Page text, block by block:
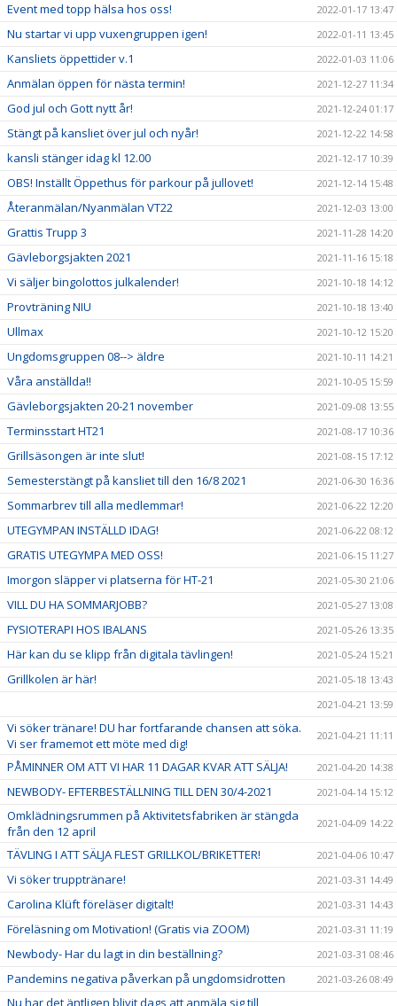
Event med topp hälsa hos oss! 2022-01-17 13:47
Nu startar vi upp vuxengruppen igen! 2022-01-11 13:45
Kansliets öppettider v.1 2022-01-03 11:06
Anmälan öppen för nästa termin! 2021-12-27 11:34
God jul och Gott nytt år! 2021-12-24 01:17
Stängt på kansliet över jul och nyår! 2021-12-22 14:58
kansli stänger idag kl 12.00 2021-12-17 10:39
OBS! Inställt Öppethus för parkour på jullovet! 2021-12-14 15:48
Återanmälan/Nyanmälan VT22 2021-12-03 13:00
Grattis Trupp 3 2021-11-28 14:20
Gävleborgsjakten 2021 2021-11-16 15:18
Vi säljer bingolottos julkalender! 2021-10-18 14:12
Provträning NIU 2021-10-18 13:40
Ullmax 2021-10-12 15:20
Ungdomsgruppen 08--> äldre 2021-10-11 14:21
Våra anställda!! 2021-10-05 15:59
Gävleborgsjakten 20-21 november 2021-09-08 13:55
Terminsstart HT21 2021-08-17 10:36
Grillsäsongen är inte slut! 2021-08-15 17:12
Semesterstängt på kansliet till den 16/8 2021 2021-06-30 16:36
Sommarbrev till alla medlemmar! 2021-06-22 12:20
UTEGYMPAN INSTÄLLD IDAG! 2021-06-22 08:12
GRATIS UTEGYMPA MED OSS! 2021-06-15 11:27
Imorgon släpper vi platserna för HT-21 2021-05-30 21:06
VILL DU HA SOMMARJOBB? 2021-05-27 13:08
FYSIOTERAPI HOS IBALANS 2021-05-26 13:35
Här kan du se klipp från digitala tävlingen! 2021-05-24 15:21
Grillkolen är här!
2021-05-18 13:43
2021-04-21 13:59
Vi söker tränare! DU har fortfarande chansen att söka.
Vi ser framemot ett möte med dig!
2021-04-21 11:11
PÅMINNER OM ATT VI HAR 11 DAGAR KVAR ATT SÄLJA! 2021-04-20 14:38
NEWBODY- EFTERBESTÄLLNING TILL DEN 30/4-2021 2021-04-14 15:12
Omklädningsrummen på Aktivitetsfabriken är stängda
från den 12 april
2021-04-09 14:22
TÄVLING I ATT SÄLJA FLEST GRILLKOL/BRIKETTER! 2021-04-06 10:47
Vi söker trupptränare! 2021-03-31 14:49
Carolina Klüft föreläser digitalt! 2021-03-31 14:43
Föreläsning om Motivation! (Gratis via ZOOM) 2021-03-31 11:19
Newbody- Har du lagt in din beställning? 2021-03-31 08:46
Pandemins negativa påverkan på ungdomsidrotten 2021-03-26 08:49
Nu har det äntligen blivit dags att anmäla sig till